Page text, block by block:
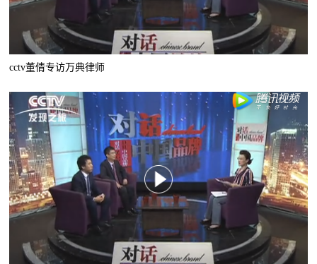
cctv董倩专访万典律师